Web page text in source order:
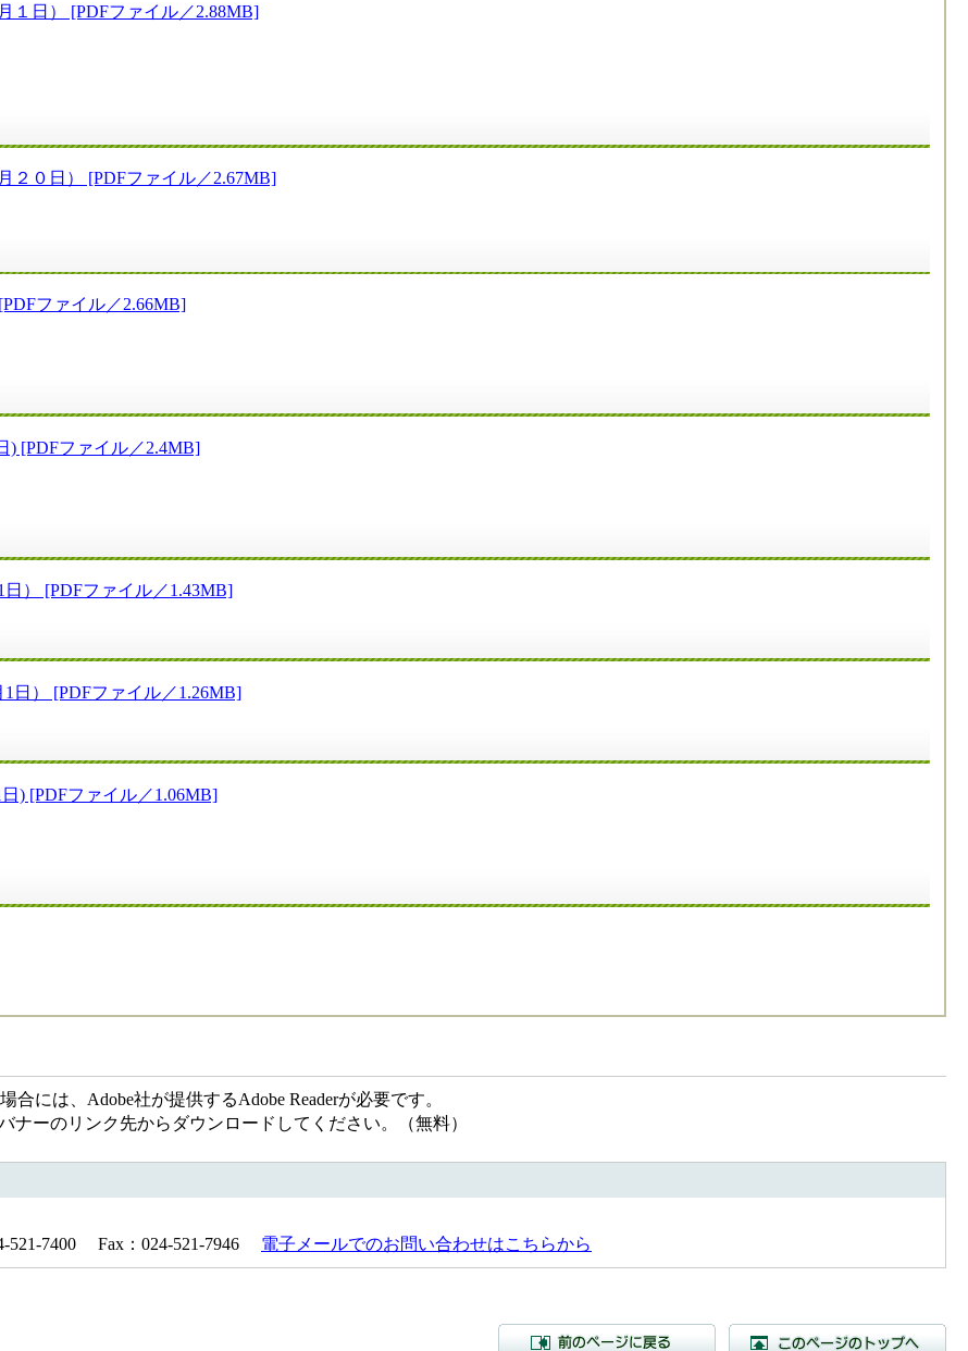
１日） [PDFファイル／2.88MB]
２０日） [PDFファイル／2.67MB]
ファイル／2.66MB]
) [PDFファイル／2.4MB]
） [PDFファイル／1.43MB]
日） [PDFファイル／1.26MB]
) [PDFファイル／1.06MB]
には、Adobe社が提供するAdobe Readerが必要です。
ナーのリンク先からダウンロードしてください。（無料）
521-7400 Fax：024-521-7946 電子メールでのお問い合わせはこちらから
前のページに戻る